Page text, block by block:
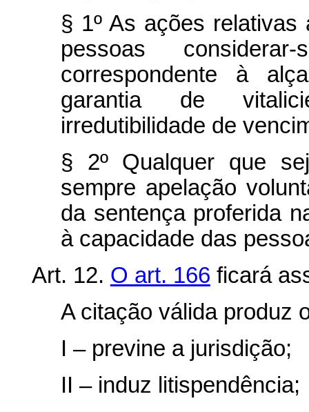
§ 1º As ações
pessoas
correspondente à
garantia de
irredutibilidade de
§ 2º Qualquer que
sempre apelação
da sentença proferida
à capacidade das
Art. 12. O art. 166 ficará
A citação válida produz
I – previne a jurisdição;
II – induz litispendência;